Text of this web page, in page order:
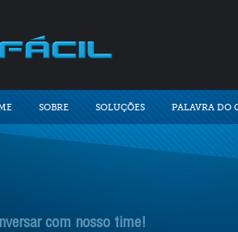
SOBRE SOLUÇÕES PALAVRA DO
com nosso time!